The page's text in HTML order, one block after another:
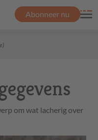
Abonneer nu
om wat lacherig over